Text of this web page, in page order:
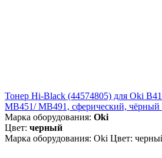
Тонер Hi-Black (44574805) для Oki
MB451/ MB491, сферический, чёрный
Марка оборудования: Oki
Цвет: черный
Марка оборудования: Oki Цвет: